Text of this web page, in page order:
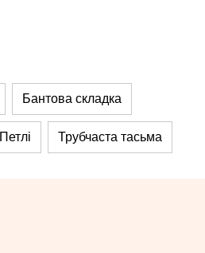
Бантова складка
Петлі Трубчаста тасьма